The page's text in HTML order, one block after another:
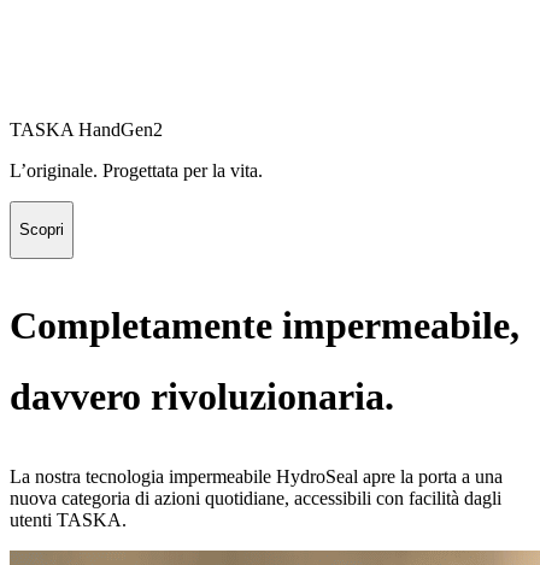
TASKA HandGen2
L’originale. Progettata per la vita.
Scopri
Completamente impermeabile,
davvero rivoluzionaria.
La nostra tecnologia impermeabile HydroSeal apre la porta a una
nuova categoria di azioni quotidiane, accessibili con facilità dagli
utenti TASKA.